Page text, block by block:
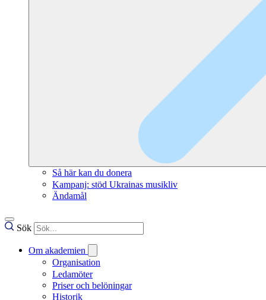
Så här kan du donera
Kampanj: stöd Ukrainas musikliv
Ändamål
Sök
Om akademien
Organisation
Ledamöter
Priser och belöningar
Historik